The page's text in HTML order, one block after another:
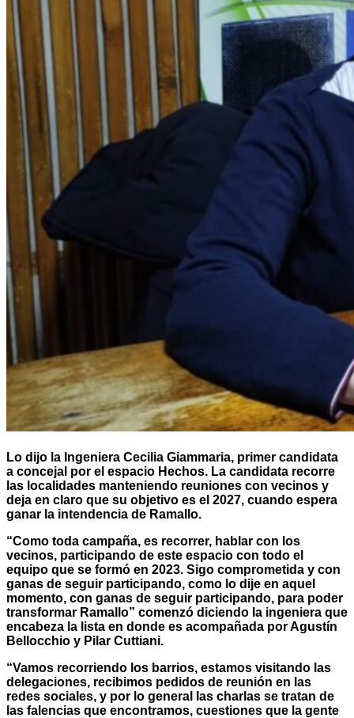
Lo dijo la Ingeniera Cecilia Giammaria, primer candidata
a concejal por el espacio Hechos. La candidata recorre
las localidades manteniendo reuniones con vecinos y
deja en claro que su objetivo es el 2027, cuando espera
ganar la intendencia de Ramallo.
“Como toda campaña, es recorrer, hablar con los
vecinos, participando de este espacio con todo el
equipo que se formó en 2023. Sigo comprometida y con
ganas de seguir participando, como lo dije en aquel
momento, con ganas de seguir participando, para poder
transformar Ramallo” comenzó diciendo la ingeniera que
encabeza la lista en donde es acompañada por Agustín
Bellocchio y Pilar Cuttiani.
“Vamos recorriendo los barrios, estamos visitando las
delegaciones, recibimos pedidos de reunión en las
redes sociales, y por lo general las charlas se tratan de
las falencias que encontramos, cuestiones que la gente